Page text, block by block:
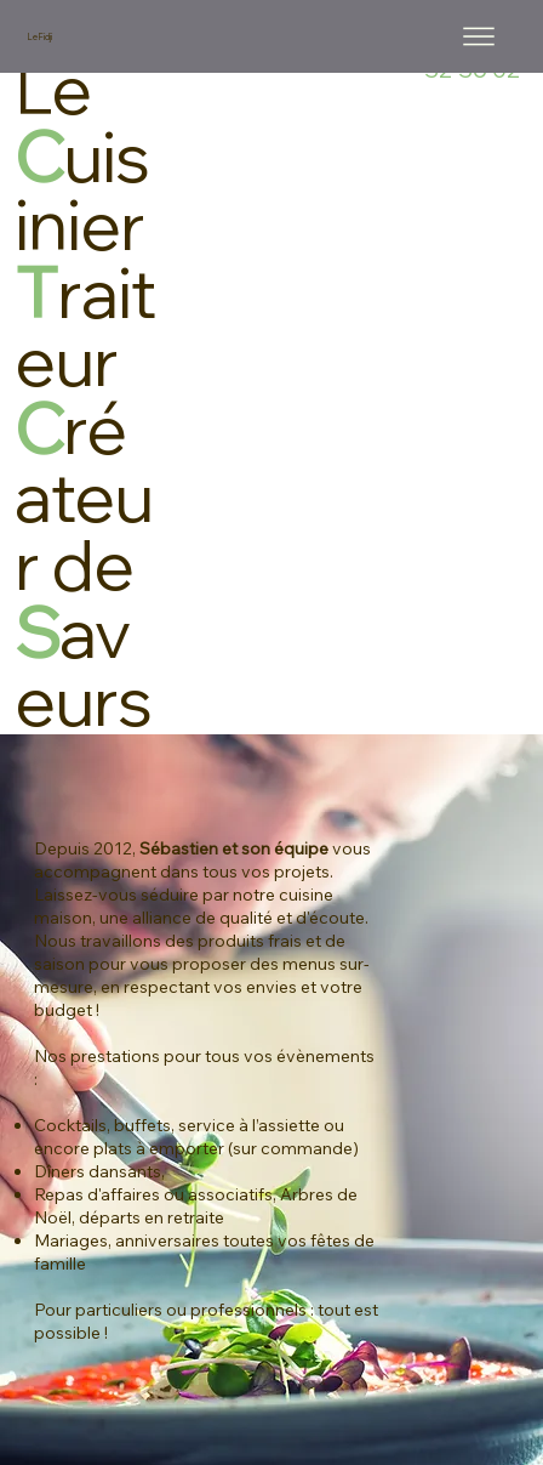
Le Fidji
Le
Cuis
inier
Trait
eur
Cré
ateu
r de
Sav
eurs
Tel. 02 40
32 36 02
Depuis 2012,Sébastien et son équipevous
accompagnent dans tous vos projets.
Laissez-vous séduire par notre cuisine
maison, une alliance de qualité et d'écoute.
Nous travaillons des produits frais et de
saison pour vous proposer des menus sur-
mesure, en respectant vos envies et votre
budget !
Nos prestations pour tous vos évènements
:
Cocktails, buffets, service à l’assiette ou
encore plats à emporter (sur commande)
Dîners dansants,
Repas d'affaires ou associatifs, Arbres de
Noël, départs en retraite
Mariages, anniversaires toutes vos fêtes de
famille
Pour particuliers ou professionnels : tout est
possible !